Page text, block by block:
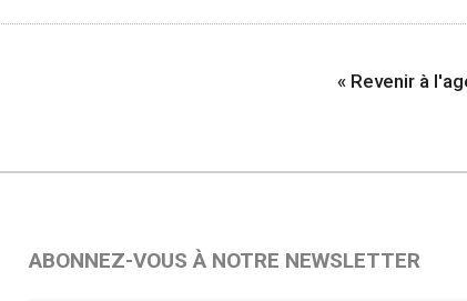
« Revenir à
ABONNEZ-VOUS À NOTRE NEWSLETTER